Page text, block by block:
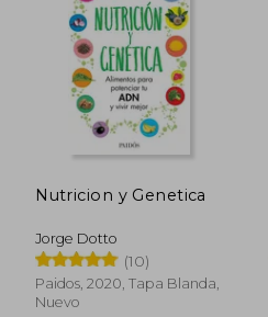
dcto. $ 24.21
Nutricion y Genetica
Jorge Dotto
(10)
Paidos, 2020, Tapa Blanda,
Nuevo